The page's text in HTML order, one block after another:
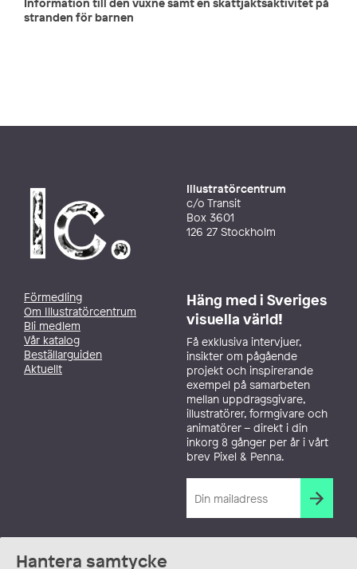
Hantera samtycke
stranden för barnen
Illustratörcentrum
c/o Transit
Box 3601
126 27 Stockholm
Förmedling
Om Illustratörcentrum
Bli medlem
Vår katalog
Beställarguiden
Aktuellt
Häng med i Sveriges
visuella värld!
Få exklusiva intervjuer,
insikter om pågående
projekt och inspirerande
exempel på samarbeten
mellan uppdragsgivare,
illustratörer, formgivare och
animatörer – direkt i din
inkorg 8 gånger per år i vårt
brev Pixel & Penna.